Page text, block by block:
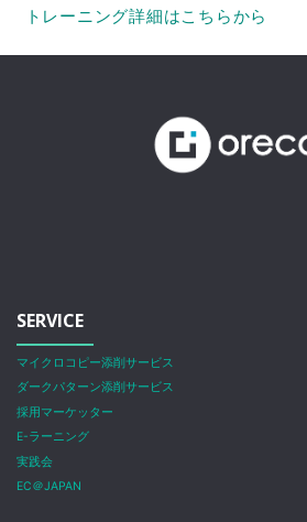
トレーニング詳細はこちらから
SERVICE
マイクロコピー添削サービス
ダークパターン添削サービス
採用マーケッター
E-ラーニング
実践会
EC＠JAPAN